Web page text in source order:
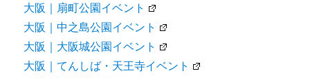
大阪｜扇町公園イベント
大阪｜中之島公園イベント
大阪｜大阪城公園イベント
大阪｜てんしば・天王寺イベント